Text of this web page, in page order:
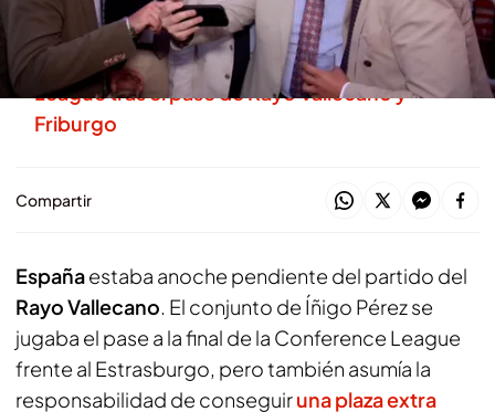
un día
Clasificación de la plaza extra de Champions
League tras el pase de Rayo Vallecano y
Friburgo
Compartir
Españaestaba anoche pendiente del partido del
Rayo Vallecano. El conjunto de Íñigo Pérez se
jugaba el pase a la final de la Conference League
frente al Estrasburgo, pero también asumía la
responsabilidad de conseguiruna plaza extra